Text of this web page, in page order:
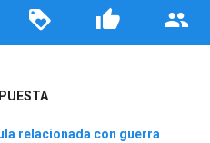
relacionada con guerra